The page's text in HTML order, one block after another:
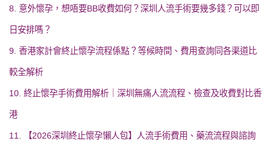
8. 意外懷孕，想唔要BB收費如何？深圳人流手術要幾多錢？可以即
日安排嗎？
9. 香港家計會終止懷孕流程係點？等候時間、費用查詢同各渠道比
較全解析
10. 終止懷孕手術費用解析｜深圳無痛人流流程、檢查及收費對比香
港
11. 【2026深圳終止懷孕懶人包】人流手術費用、藥流流程與諮詢